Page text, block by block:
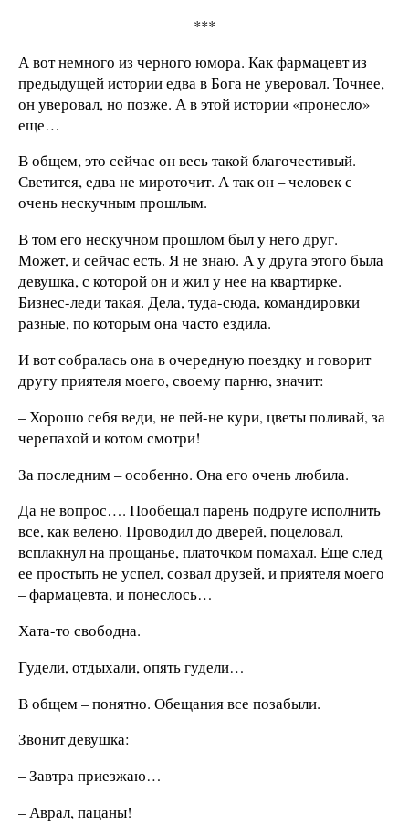
***
А вот немного из черного юмора. Как фармацевт из
предыдущей истории едва в Бога не уверовал. Точнее,
он уверовал, но позже. А в этой истории «пронесло»
еще…
В общем, это сейчас он весь такой благочестивый.
Светится, едва не мироточит. А так он – человек с
очень нескучным прошлым.
В том его нескучном прошлом был у него друг.
Может, и сейчас есть. Я не знаю. А у друга этого была
девушка, с которой он и жил у нее на квартирке.
Бизнес-леди такая. Дела, туда-сюда, командировки
разные, по которым она часто ездила.
И вот собралась она в очередную поездку и говорит
другу приятеля моего, своему парню, значит:
– Хорошо себя веди, не пей-не кури, цветы поливай, за
черепахой и котом смотри!
За последним – особенно. Она его очень любила.
Да не вопрос…. Пообещал парень подруге исполнить
все, как велено. Проводил до дверей, поцеловал,
всплакнул на прощанье, платочком помахал. Еще след
ее простыть не успел, созвал друзей, и приятеля моего
– фармацевта, и понеслось…
Хата-то свободна.
Гудели, отдыхали, опять гудели…
В общем – понятно. Обещания все позабыли.
Звонит девушка:
– Завтра приезжаю…
– Аврал, пацаны!